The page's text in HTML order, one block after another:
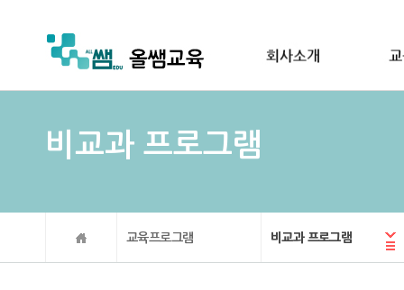
비교과 프로그램
교육프로그램 비교과 프로그램